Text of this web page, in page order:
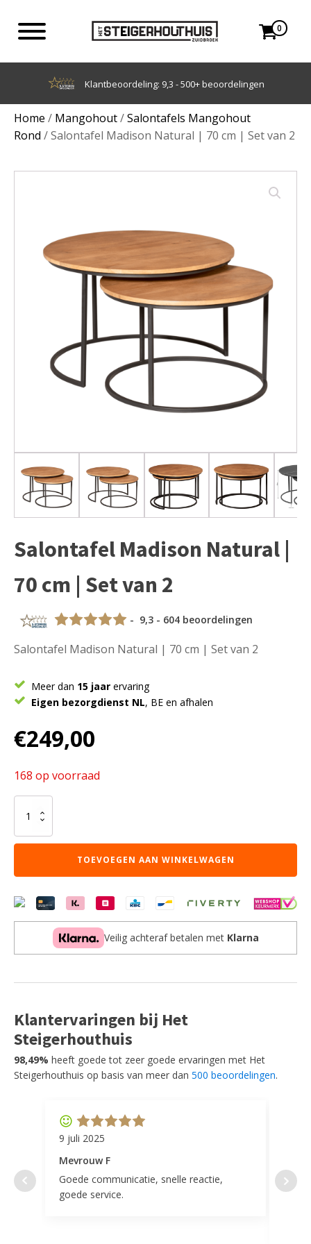
0
Achteraf betalen met Klarna
Home / Mangohout/Salontafels Mangohout
Rond / Salontafel Madison Natural | 70 cm | Set van 2
Salontafel Madison Natural |
70 cm | Set van 2
- 9,3 - 604 beoordelingen
Salontafel Madison Natural | 70 cm | Set van 2
Meer dan 15 jaar ervaring
Eigen bezorgdienst NL, BE en afhalen
€249,00
168 op voorraad
Madison
Natural
|
cm
Set
TOEVOEGEN AAN WINKELWAGEN
Veilig achteraf betalen met Klarna
Klantervaringen bij Het
Steigerhouthuis
98,49% heeft goede tot zeer goede ervaringen met Het
Steigerhouthuis op basis van meer dan 500 beoordelingen.
9 juli 2025
Mevrouw F
Goede communicatie, snelle reactie,
goede service.
door